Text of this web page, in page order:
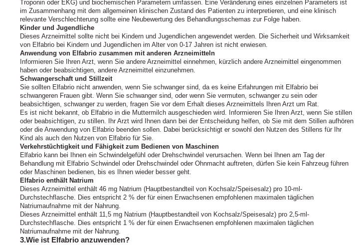
Troponin oder EKG) und biochemischen Parametern umfassen. Eine Veränderung eines einzelnen Parameters ist
im Zusammenhang mit dem allgemeinen klinischen Zustand des Patienten zu interpretieren, und eine klinisch
relevante Verschlechterung sollte eine Neubewertung des Behandlungsschemas zur Folge haben.
Kinder und Jugendliche
Dieses Arzneimittel sollte nicht bei Kindern und Jugendlichen angewendet werden. Die Sicherheit und Wirksamkeit
von Elfabrio bei Kindern und Jugendlichen im Alter von 0‑17 Jahren ist nicht erwiesen.
Anwendung von Elfabrio zusammen mit anderen Arzneimitteln
Informieren Sie Ihren Arzt, wenn Sie andere Arzneimittel einnehmen, kürzlich andere Arzneimittel eingenommen
haben oder beabsichtigen, andere Arzneimittel einzunehmen.
Schwangerschaft und Stillzeit
Sie sollten Elfabrio nicht anwenden, wenn Sie schwanger sind, da es keine Erfahrungen mit Elfabrio bei
schwangeren Frauen gibt. Wenn Sie schwanger sind, oder wenn Sie vermuten, schwanger zu sein oder
beabsichtigen, schwanger zu werden, fragen Sie vor dem Erhalt dieses Arzneimittels Ihren Arzt um Rat.
Es ist nicht bekannt, ob Elfabrio in die Muttermilch ausgeschieden wird. Informieren Sie Ihren Arzt, wenn Sie stillen
oder beabsichtigen, zu stillen. Ihr Arzt wird Ihnen dann bei der Entscheidung helfen, ob Sie mit dem Stillen aufhören
oder die Anwendung von Elfabrio beenden sollen. Dabei berücksichtigt er sowohl den Nutzen des Stillens für Ihr
Kind als auch den Nutzen von Elfabrio für Sie.
Verkehrstüchtigkeit und Fähigkeit zum Bedienen von Maschinen
Elfabrio kann bei Ihnen ein Schwindelgefühl oder Drehschwindel verursachen. Wenn bei Ihnen am Tag der
Behandlung mit Elfabrio Schwindel oder Drehschwindel oder Ohnmacht auftreten, dürfen Sie kein Fahrzeug führen
oder Maschinen bedienen, bis es Ihnen wieder besser geht.
Elfabrio enthält Natrium
Dieses Arzneimittel enthält 46 mg Natrium (Hauptbestandteil von Kochsalz/Speisesalz) pro 10‑ml-
Durchstechflasche. Dies entspricht 2 % der für einen Erwachsenen empfohlenen maximalen täglichen
Natriumaufnahme mit der Nahrung.
Dieses Arzneimittel enthält 11,5 mg Natrium (Hauptbestandteil von Kochsalz/Speisesalz) pro 2,5‑ml-
Durchstechflasche. Dies entspricht 1 % der für einen Erwachsenen empfohlenen maximalen täglichen
Natriumaufnahme mit der Nahrung.
3.Wie ist Elfabrio anzuwenden?